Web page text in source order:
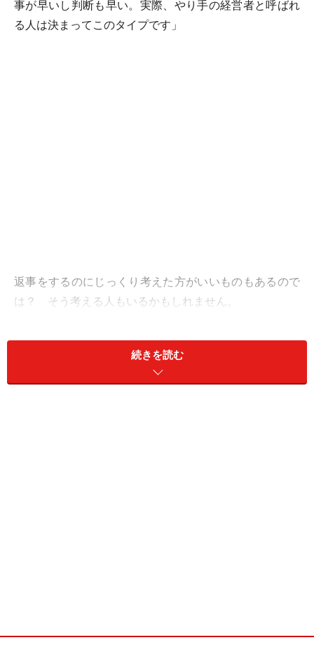
事が早いし判断も早い。実際、やり手の経営者と呼ばれ
る人は決まってこのタイプです」
返事をするのにじっくり考えた方がいいものもあるので
は？ そう考える人もいるかもしれません。
「とはいえ返事を3日後に伸ばしたとしても、じつは考
える時間は即座に返事をする時と変わらないことがほと
んど。つまりたんに先送りしているだけなんですね。そ
続きを読む